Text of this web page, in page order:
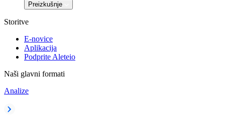
Preizkušnje
Storitve
E-novice
Aplikacija
Podprite Aleteio
Naši glavni formati
Analize